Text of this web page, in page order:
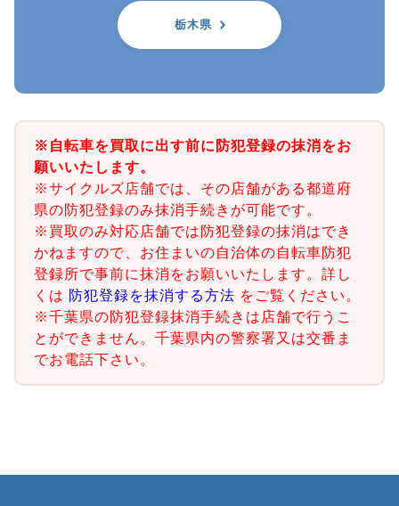
栃木県
※自転車を買取に出す前に防犯登録の抹消をお
願いいたします。
※サイクルズ店舗では、その店舗がある都道府
県の防犯登録のみ抹消手続きが可能です。
※買取のみ対応店舗では防犯登録の抹消はでき
かねますので、お住まいの自治体の自転車防犯
登録所で事前に抹消をお願いいたします。詳し
くは 防犯登録を抹消する方法 をご覧ください。
※千葉県の防犯登録抹消手続きは店舗で行うこ
とができません。千葉県内の警察署又は交番ま
でお電話下さい。